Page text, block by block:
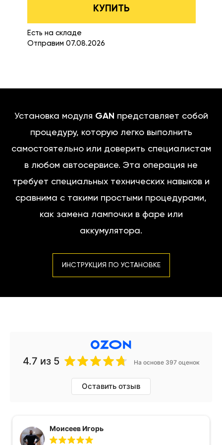
КУПИТЬ
Есть на складе
Отправим 07.08.2026
Установка модуля GAN представляет собой
процедуру, которую легко выполнить
самостоятельно или доверить специалистам
в любом автосервисе. Эта операция не
требует специальных технических навыков и
сравнима с такими простыми процедурами,
как замена лампочки в фаре или
аккумулятора.
ИНСТРУКЦИЯ ПО УСТАНОВКЕ
4.7 из 5 На основе 397 оценок
Оставить отзыв
Моисеев Игорь